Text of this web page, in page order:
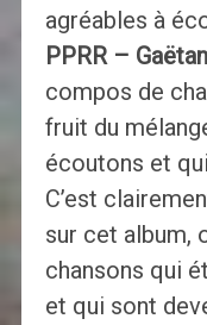
agréables à
PPRR –
compos de
fruit du
écoutons et
C’est
sur cet album,
chansons qui
et qui sont